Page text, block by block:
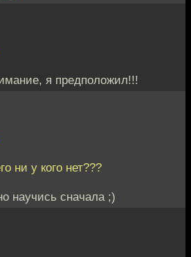
я предположил!!!
ни у кого нет???
научись сначала ;)